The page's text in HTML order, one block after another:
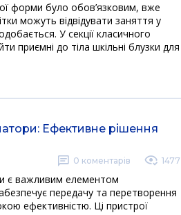
форми було обов’язковим, вже
можуть відвідувати заняття у
У секції класичного
приємні до тіла шкільні блузки для
Ефективне рішення
0 коментарів 1477
є важливим елементом
передачу та перетворення
ефективністю. Ці пристрої